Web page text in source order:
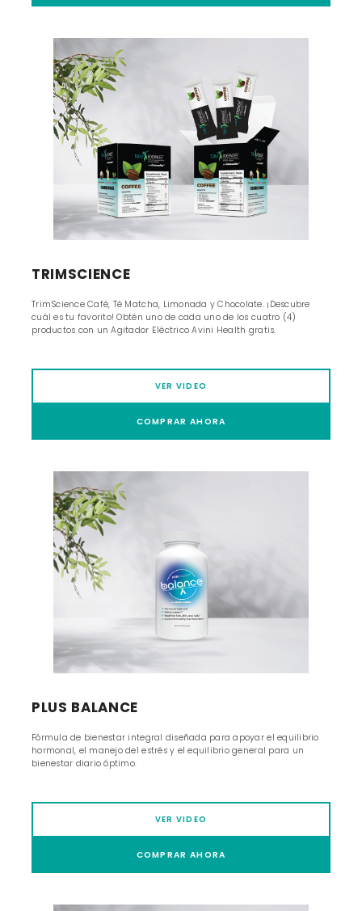
TRIMSCIENCE
TrimScience Café, Té Matcha, Limonada y Chocolate. ¡Descubre
cuál es tu favorito! Obtén uno de cada uno de los cuatro (4)
productos con un Agitador Eléctrico Avini Health gratis.
VER VIDEO
COMPRAR AHORA
PLUS BALANCE
Fórmula de bienestar integral diseñada para apoyar el equilibrio
hormonal, el manejo del estrés y el equilibrio general para un
bienestar diario óptimo.
VER VIDEO
COMPRAR AHORA